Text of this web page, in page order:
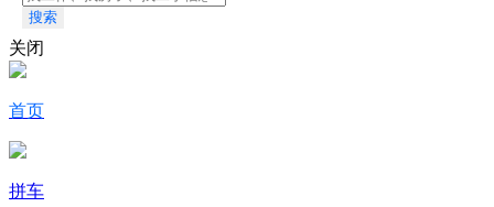
搜索
关闭
首页
拼车